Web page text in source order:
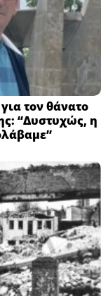
τον θάνατο
“Δυστυχώς, η